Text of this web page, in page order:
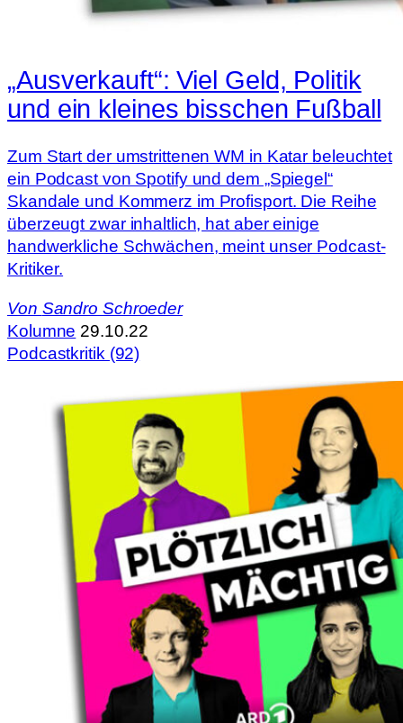
„Ausverkauft“: Viel Geld, Politik
und ein kleines bisschen Fußball
Zum Start der umstrittenen WM in Katar beleuchtet
ein Podcast von Spotify und dem „Spiegel“
Skandale und Kommerz im Profisport. Die Reihe
überzeugt zwar inhaltlich, hat aber einige
handwerkliche Schwächen, meint unser Podcast-
Kritiker.
Von Sandro Schroeder
Kolumne 29.10.22
Podcastkritik (92)